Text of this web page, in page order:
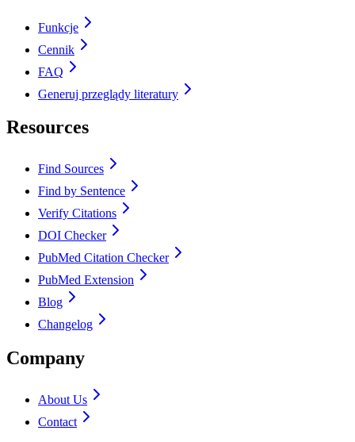
Funkcje
Cennik
FAQ
Generuj przeglądy literatury
Resources
Find Sources
Find by Sentence
Verify Citations
DOI Checker
PubMed Citation Checker
PubMed Extension
Blog
Changelog
Company
About Us
Contact